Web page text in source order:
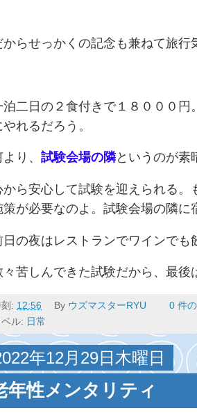
からせっかくの記念も兼ねて旅
泊二日の２食付きで１８０００
やれるだろう。
り、 試験会場の隣というのが素
から安心して試験を迎えられる
策が必要なのよ。試験会場の隣に
日の夜はレストランでワインでも
々苦しんできた試験だから、最後
: 12:56 By ウズマスターRYU
0 件
ル: 日常
年12月29日木曜日
年性メンタリティ